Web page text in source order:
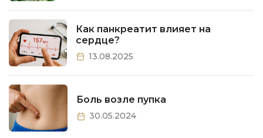
Как панкреатит влияет на
сердце?
13.08.2025
Боль возле пупка
30.05.2024